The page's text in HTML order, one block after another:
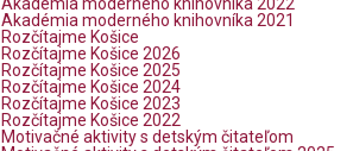
Akadémia moderného knihovníka 2022
Akadémia moderného knihovníka 2021
Rozčítajme Košice
Rozčítajme Košice 2026
Rozčítajme Košice 2025
Rozčítajme Košice 2024
Rozčítajme Košice 2023
Rozčítajme Košice 2022
Motivačné aktivity s detským čitateľom